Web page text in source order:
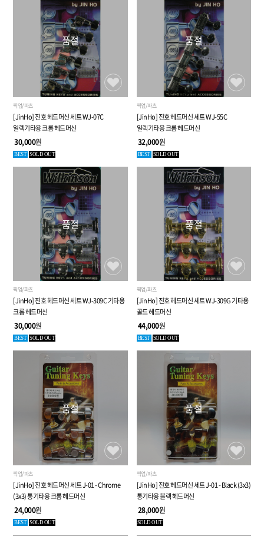
품절
픽업/파츠
[JinHo] 진호 헤드머신 세트 WJ-07C
일렉기타용 크롬 헤드머신
30,000원
BEST SOLD OUT
품절
픽업/파츠
[JinHo] 진호 헤드머신 세트 WJ-55C
일렉기타용 크롬 헤드머신
32,000원
BEST SOLD OUT
품절
픽업/파츠
[JinHo] 진호 헤드머신 세트 WJ-309C 기타용
크롬 헤드머신
30,000원
BEST SOLD OUT
품절
픽업/파츠
[JinHo] 진호 헤드머신 세트 WJ-309G 기타용
골드 헤드머신
44,000원
BEST SOLD OUT
품절
픽업/파츠
[JinHo] 진호 헤드머신 세트 J-01 - Chrome
(3x3) 통기타용 크롬 헤드머신
24,000원
BEST SOLD OUT
품절
픽업/파츠
[JinHo] 진호 헤드머신 세트 J-01 - Black (3x3)
통기타용 블랙 헤드머신
28,000원
SOLD OUT